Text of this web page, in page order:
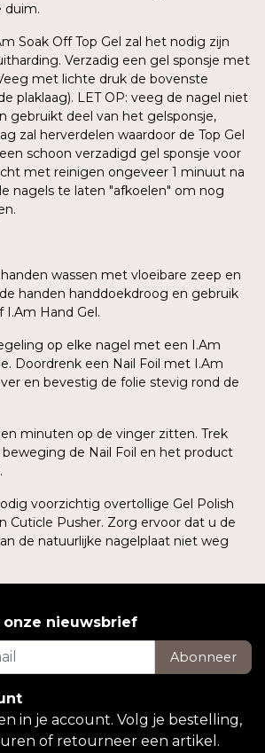
duim.
Soak Off Top Gel zal het nodig zijn
Verzadig een gel sponsje met
met lichte druk de bovenste
plaklaag). LET OP: veeg de nagel niet
gebruikt deel van het gelsponsje,
zal herverdelen waardoor de Top Gel
schoon verzadigd gel sponsje voor
met reinigen ongeveer 1 minuut na
nagels te laten "afkoelen" om nog
wassen met vloeibare zeep en
handen handdoekdroog en gebruik
I.Am Hand Gel.
op elke nagel met een I.Am
Doordrenk een Nail Foil met I.Am
en bevestig de folie stevig rond de
minuten op de vinger zitten. Trek
de Nail Foil en het product
voorzichtig overtollige Gel Polish
Cuticle Pusher. Zorg ervoor dat u de
de natuurlijke nagelplaat niet weg
nieuwsbrief
Abonneer
in je account. Volg je bestelling,
of retourneer een artikel.